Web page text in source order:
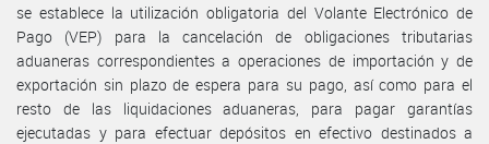
se establece la utilización obligatoria del Volante Electrónico de
Pago (VEP) para la cancelación de obligaciones tributarias
aduaneras correspondientes a operaciones de importación y de
exportación sin plazo de espera para su pago, así como para el
resto de las liquidaciones aduaneras, para pagar garantías
ejecutadas y para efectuar depósitos en efectivo destinados a